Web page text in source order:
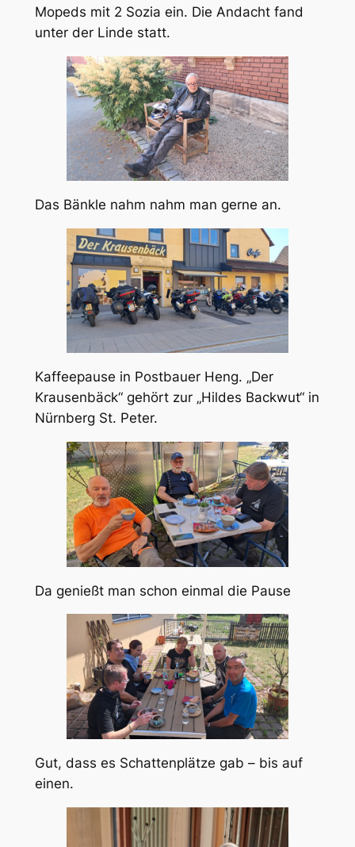
Mopeds mit 2 Sozia ein. Die Andacht fand
unter der Linde statt.
Das Bänkle nahm nahm man gerne an.
Kaffeepause in Postbauer Heng. „Der
Krausenbäck“ gehört zur „Hildes Backwut“ in
Nürnberg St. Peter.
Da genießt man schon einmal die Pause
Gut, dass es Schattenplätze gab – bis auf
einen.